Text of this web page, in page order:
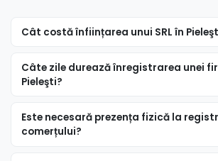
Cât costă înființarea unui SRL în
Câte zile durează înregistrarea unei
Pieleşti?
Este necesară prezența fizică la
comerțului?